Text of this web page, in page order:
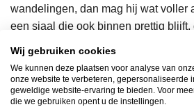
wandelingen, dan mag hij wat voller
een sjaal die ook binnen prettig
textiel mag verwachten.
Wij gebruiken cookies
We kunnen deze plaatsen voor analyse van
onze website te verbeteren, gepersonaliseerde
geweldige website-ervaring te bieden. Voor
die we gebruiken opent u de instellingen.